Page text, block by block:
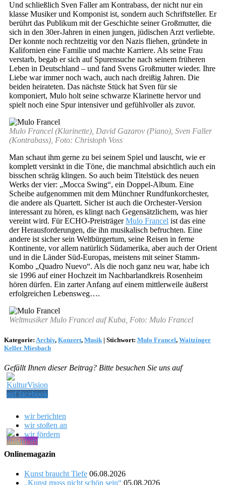
Und schließlich Sven Faller am Kontrabass, der nicht nur ein
klasse Musiker und Komponist ist, sondern auch Schriftsteller. Er
berührt das Publikum mit der Geschichte seiner Großmutter, die
sich in den 30er-Jahren in einen jungen, jüdischen Arzt verliebte.
Der konnte noch rechtzeitig vor den Nazis fliehen, gründete in
Kalifornien eine Familie und machte Karriere. Als seine Frau
verstarb, begab er sich auf Spurensuche nach seinem früheren
Leben in Deutschland – und fand Svens Großmutter wieder. Ihre
Liebe war immer noch wach, auch nach dreißig Jahren. Die
beiden heirateten. Das nächste Stück hat Sven für sie
komponiert, Mulo holt seine schwarze Klarinette hervor und
spielt noch eine Spur intensiver und gefühlvoller als zuvor.
Mulo Francel (Klarinette), David Gazarov (Piano), Sven Faller
(Kontrabass), Foto: Christoph Voss
Man schaut ihm gerne zu bei seinem Spiel und lauscht, wie er
komplett versinkt in die Töne, die manchmal absichtlich auch ein
bisschen schräg klingen. So auch beim Titelstück des neuen
Werks der vier: „Mocca Swing“, ein Doppel-Album. Eine
Scheibe aufgenommen mit dem Münchner Rundfunkorchester,
die andere als Quartett. Sicher ist auch die Orchester-Version
interessant zu hören, es klingt nach Gegensätzlichem, was hier
vereint wird. Für ECHO-PreisträgerMulo Francel ist das eine
der Herausforderungen, die ihn musikalisch befruchten. Eine
andere ist sicher sein Weltbürgertum, seine Reisen in ferne
Kontinente, vor allem natürlich Südamerika, aber auch der Orient
und in die Länder Süd-Europas, meistens mit seiner Stamm-
Kombo „Quadro Nuevo“. Als die noch ganz neu war, habe ich
sie 1996 auf einer Hochzeit im Nachbarlandkreis Rosenheim
hören dürfen. Ein zarter Anfang auf einem mittlerweile äußerst
erfolgreichen Lebensweg….
Weltmusiker Mulo Francel auf Kuba, Foto: Mulo Francel
Kategorie: Archiv, Konzert, Musik | Stichwort: Mulo Francel, Waitzinger
Keller Miesbach
Gefällt Ihnen dieser Beitrag? Bitte besuchen Sie uns auf
wir berichten
wir stoßen an
wir fördern
Onlinemagazin
Kunst braucht Tiefe 06.08.2026
„Kunst muss nicht schön sein“ 05.08.2026